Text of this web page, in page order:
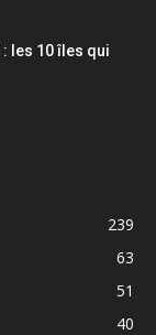
les 10 îles qui
239
63
51
40